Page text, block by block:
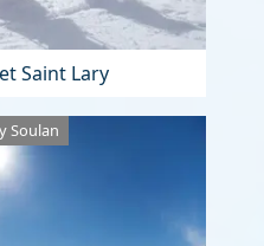
Saint Lary
Soulan